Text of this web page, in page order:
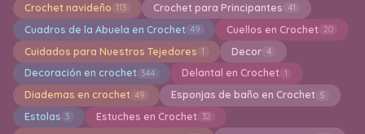
Crochet navideño 113 Crochet para Principantes 41
Cuadros de la Abuela en Crochet 49 Cuellos en Crochet 20
Cuidados para Nuestros Tejedores 1 Decor 4
Decoración en crochet 344 Delantal en Crochet 1
Diademas en crochet 49 Esponjas de baño en Crochet 5
Estolas 3 Estuches en Crochet 32